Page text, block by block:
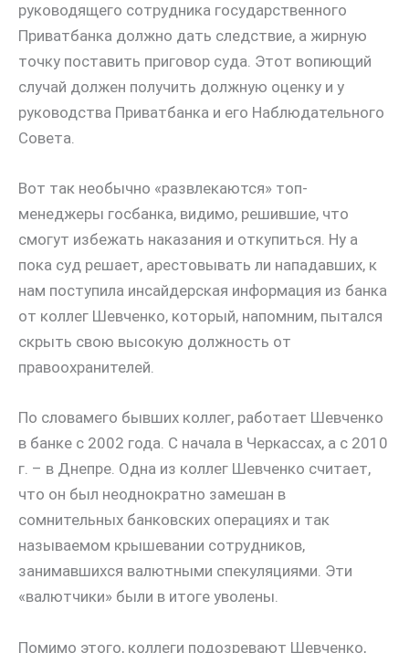
руководящего сотрудника государственного
Приватбанка должно дать следствие, а жирную
точку поставить приговор суда. Этот вопиющий
случай должен получить должную оценку и у
руководства Приватбанка и его Наблюдательного
Совета.
Вот так необычно «развлекаются» топ-
менеджеры госбанка, видимо, решившие, что
смогут избежать наказания и откупиться. Ну а
пока суд решает, арестовывать ли нападавших, к
нам поступила инсайдерская информация из банка
от коллег Шевченко, который, напомним, пытался
скрыть свою высокую должность от
правоохранителей.
По словамего бывших коллег, работает Шевченко
в банке с 2002 года. С начала в Черкассах, а с 2010
г. – в Днепре. Одна из коллег Шевченко считает,
что он был неоднократно замешан в
сомнительных банковских операциях и так
называемом крышевании сотрудников,
занимавшихся валютными спекуляциями. Эти
«валютчики» были в итоге уволены.
Помимо этого, коллеги подозревают Шевченко,